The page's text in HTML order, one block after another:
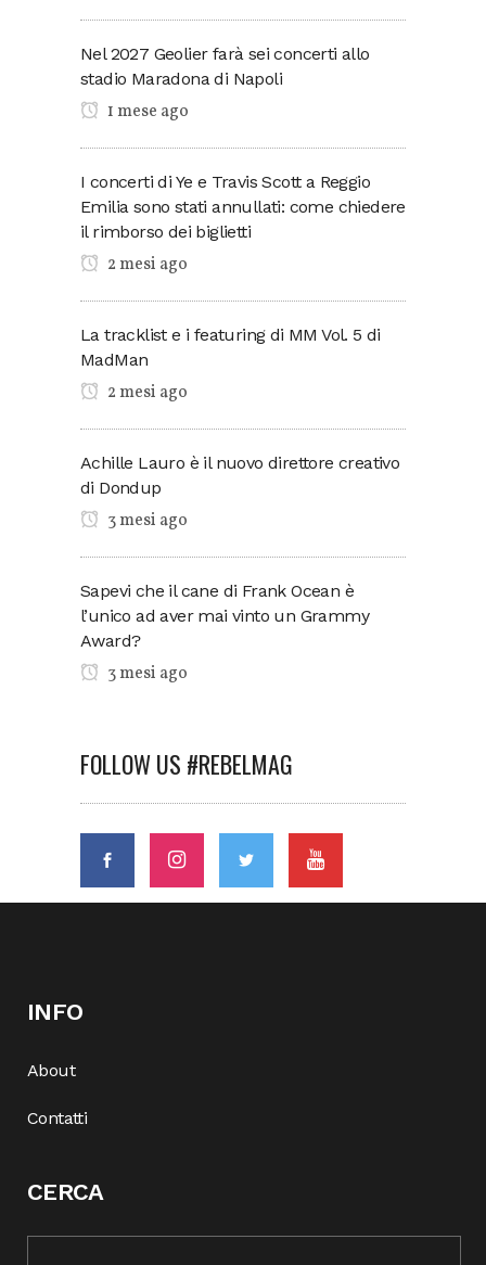
Nel 2027 Geolier farà sei concerti allo
stadio Maradona di Napoli
1 mese ago
I concerti di Ye e Travis Scott a Reggio
Emilia sono stati annullati: come chiedere
il rimborso dei biglietti
2 mesi ago
La tracklist e i featuring di MM Vol. 5 di
MadMan
2 mesi ago
Achille Lauro è il nuovo direttore creativo
di Dondup
3 mesi ago
Sapevi che il cane di Frank Ocean è
l’unico ad aver mai vinto un Grammy
Award?
3 mesi ago
FOLLOW US #REBELMAG
INFO
About
Contatti
CERCA